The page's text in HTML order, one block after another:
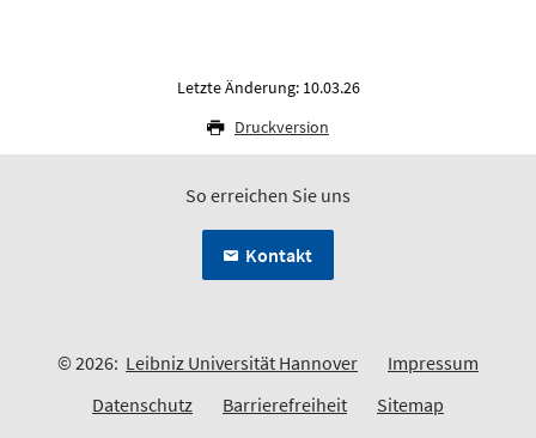
Letzte Änderung: 10.03.26
Druckversion
So erreichen Sie uns
Kontakt
© 2026: Leibniz Universität Hannover
Impressum
Datenschutz
Barrierefreiheit Sitemap